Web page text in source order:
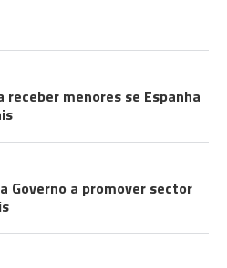
menores se Espanha
Governo a promover sector